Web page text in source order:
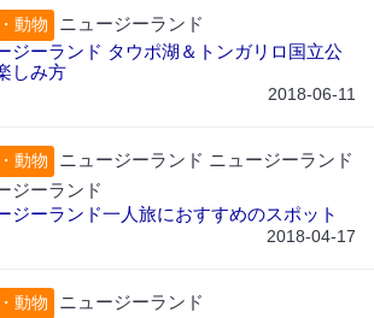
動物
ニュージーランド
ジーランド タウポ湖＆トンガリロ国立公
しみ方
2018-06-11
動物
ニュージーランド ニュージーランド
ジーランド
ジーランド一人旅におすすめのスポット
2018-04-17
動物
ニュージーランド